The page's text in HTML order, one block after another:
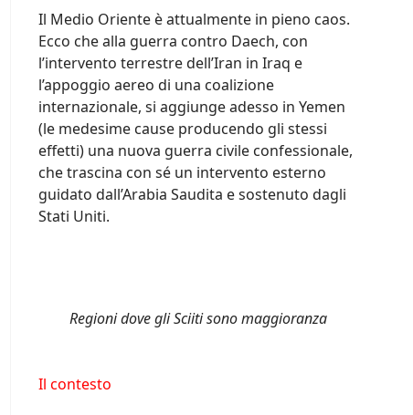
Il Medio Oriente è attualmente in pieno caos.
Ecco che alla guerra contro Daech, con
l’intervento terrestre dell’Iran in Iraq e
l’appoggio aereo di una coalizione
internazionale, si aggiunge adesso in Yemen
(le medesime cause producendo gli stessi
effetti) una nuova guerra civile confessionale,
che trascina con sé un intervento esterno
guidato dall’Arabia Saudita e sostenuto dagli
Stati Uniti.
Regioni dove gli Sciiti sono maggioranza
Il contesto